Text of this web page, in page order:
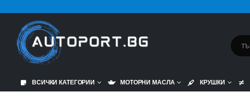
ВСИЧКИ КАТЕГОРИИ МОТОРНИ МАСЛА КРУШКИ